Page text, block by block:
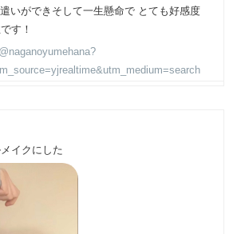
いができそして一生懸命で とても好感度
す！
@naganoyumehana?
イクにした